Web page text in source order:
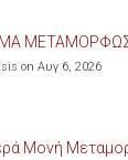
on Αυγ 6, 2026
Μονή